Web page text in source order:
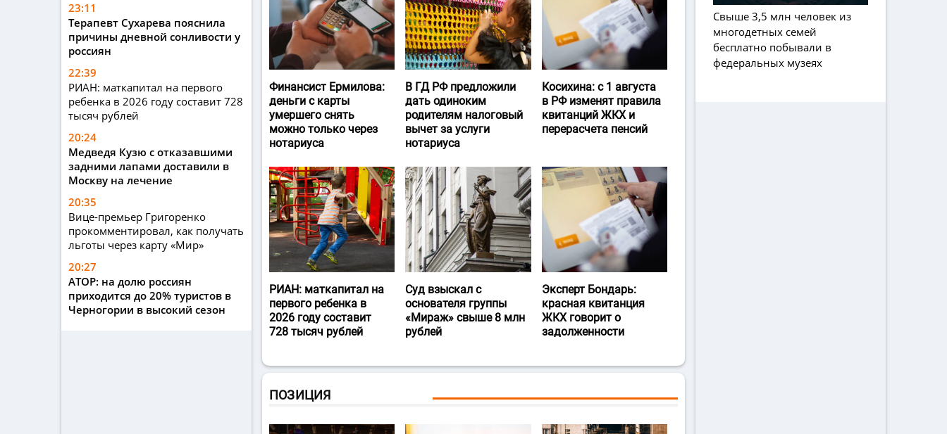
23:11
Терапевт Сухарева пояснила
причины дневной сонливости у
россиян
22:39
РИАН: маткапитал на первого
ребенка в 2026 году составит 728
тысяч рублей
20:24
Медведя Кузю с отказавшими
задними лапами доставили в
Москву на лечение
20:35
Вице-премьер Григоренко
прокомментировал, как получать
льготы через карту «Мир»
20:27
АТОР: на долю россиян
приходится до 20% туристов в
Черногории в высокий сезон
Финансист Ермилова:
деньги с карты
умершего снять
можно только через
нотариуса
В ГД РФ предложили
дать одиноким
родителям налоговый
вычет за услуги
нотариуса
Косихина: с 1 августа
в РФ изменят правила
квитанций ЖКХ и
перерасчета пенсий
РИАН: маткапитал на
первого ребенка в
2026 году составит
728 тысяч рублей
Суд взыскал с
основателя группы
«Мираж» свыше 8 млн
рублей
Эксперт Бондарь:
красная квитанция
ЖКХ говорит о
задолженности
ПОЗИЦИЯ
Свыше 3,5 млн человек из
многодетных семей
бесплатно побывали в
федеральных музеях